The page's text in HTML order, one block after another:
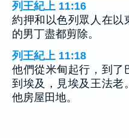
列王紀上 11:16
約押和以色列眾人在以
的男丁盡都剪除。
列王紀上 11:18
他們從米甸起行，到了
到埃及，見埃及王法老
他房屋田地。